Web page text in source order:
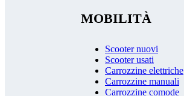
MOBILITÀ
Scooter nuovi
Scooter usati
Carrozzine elettriche
Carrozzine manuali
Carrozzine comode